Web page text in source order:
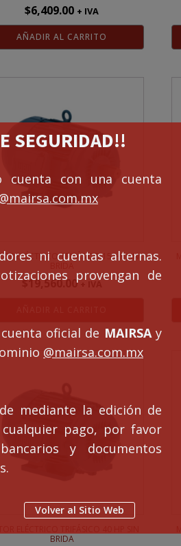
SEGURIDAD!!
con una cuenta
ni cuentas alternas.
provengan de
oficial de MAIRSAy
@mairsa.com.mx
mediante la edición de
pago, por favor
y documentos
Volver al Sitio Web
$6,409.00 + IVA
AÑADIR AL CARRITO
ELÉCTRICO TRIFÁSICO 15 HP SIN
$19,560.00
BRIDA